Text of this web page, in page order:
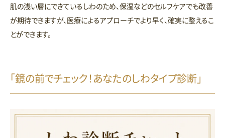
肌の浅い層にできているしわのため、保湿などのセルフケアでも改善
が期待できますが、医療によるアプローチでより早く、確実に整えるこ
とができます。
「鏡の前でチェック！あなたのしわタイプ診断」